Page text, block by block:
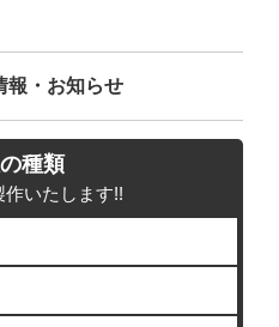
報・お知らせ
種類
作いたします!!